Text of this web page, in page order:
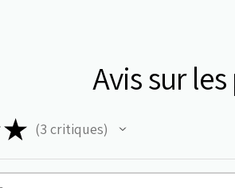
Avis sur
★ 3 critiques
3